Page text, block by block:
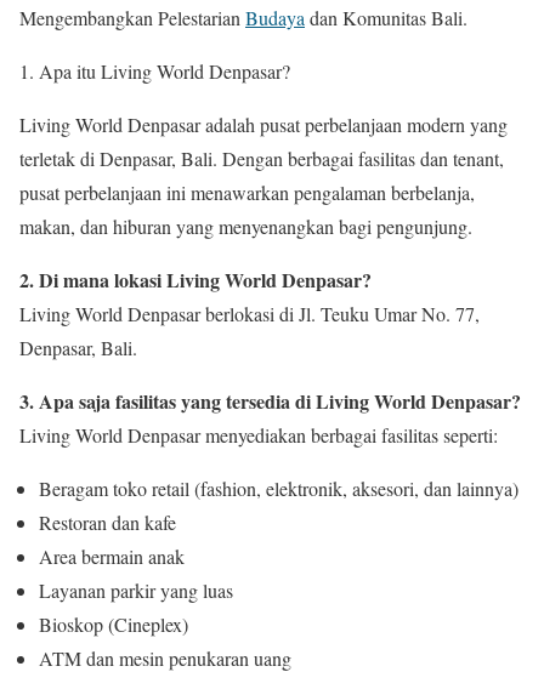
Mengembangkan PelestarianBudayadan Komunitas Bali.
Apa itu Living World Denpasar?
Living World Denpasar adalah pusat perbelanjaan modern yang
terletak di Denpasar, Bali. Dengan berbagai fasilitas dan tenant,
pusat perbelanjaan ini menawarkan pengalaman berbelanja,
makan, dan hiburan yang menyenangkan bagi pengunjung.
2. Di mana lokasi Living World Denpasar?
Living World Denpasar berlokasi di Jl. Teuku Umar No. 77,
Denpasar, Bali.
3. Apa saja fasilitas yang tersedia di Living World Denpasar?
Living World Denpasar menyediakan berbagai fasilitas seperti:
Beragam toko retail (fashion, elektronik, aksesori, dan lainnya)
Restoran dan kafe
Area bermain anak
Layanan parkir yang luas
Bioskop (Cineplex)
ATM dan mesin penukaran uang